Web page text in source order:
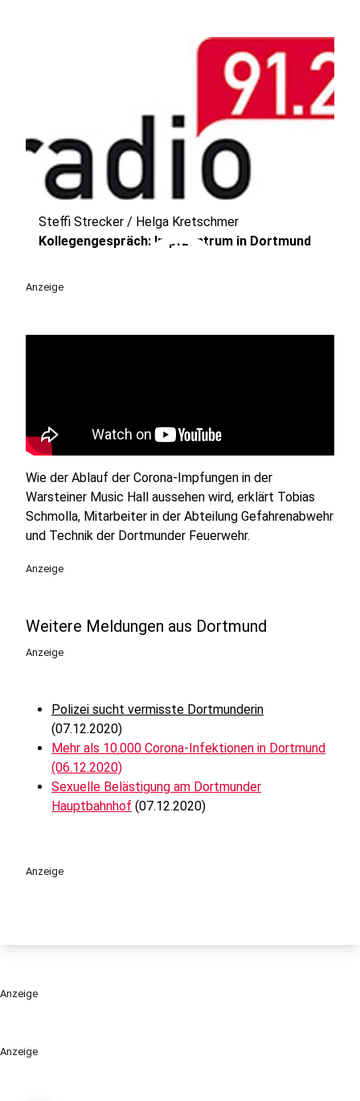
Anzeige
play_circle
Steffi Strecker / Helga Kretschmer
Kollegengespräch: Impfzentrum in Dortmund
Anzeige
Wie der Ablauf der Corona-Impfungen in der
Warsteiner Music Hall aussehen wird, erklärt Tobias
Schmolla, Mitarbeiter in der Abteilung Gefahrenabwehr
und Technik der Dortmunder Feuerwehr.
Anzeige
Weitere Meldungen aus Dortmund
Anzeige
Polizei sucht vermisste Dortmunderin
(07.12.2020)
Mehr als 10.000 Corona-Infektionen in Dortmund
(06.12.2020)
Sexuelle Belästigung am Dortmunder
Hauptbahnhof (07.12.2020)
Anzeige
Anzeige